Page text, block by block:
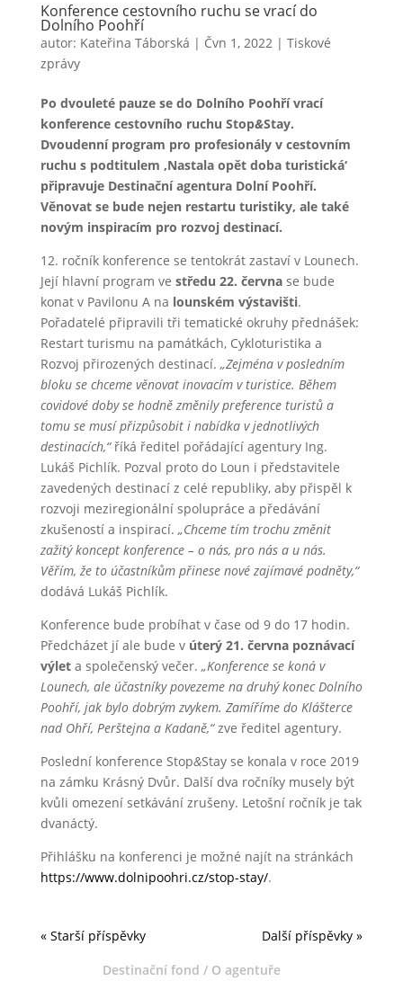
Konference cestovního ruchu se vrací do
Dolního Poohří
autor: Kateřina Táborská | Čvn 1, 2022| Tiskové
zprávy
Po dvouletépauze se do Dolního Poohří vrací
konference cestovního ruchu Stop&Stay.
Dvoudenní program pro profesionály v cestovním
ruchu s podtitulem ‚Nastala opět doba turistická‘
připravuje Destinační agentura Dolní Poohří.
Věnovat se bude nejen restartu turistiky, ale také
novým inspiracím pro rozvoj destinací.
12. ročník konference se tentokrát zastaví v Lounech.
Její hlavní program ve středu 22. červnase bude
konat v Pavilonu A na lounském výstavišti.
Pořadatelé připravili tři tematické okruhy přednášek:
Restart turismu na památkách, Cykloturistika a
Rozvoj přirozených destinací. „Zejména v posledním
bloku se chceme věnovat inovacím v turistice. Během
covidové doby se hodně změnily preference turistů a
tomu se musí přizpůsobit i nabídka v jednotlivých
destinacích,“říká ředitel pořádající agentury Ing.
Lukáš Pichlík. Pozval proto do Loun i představitele
zavedených destinací z celé republiky, aby přispěl k
rozvoji meziregionální spolupráce a předávání
zkušeností a inspirací. „Chceme tím trochu změnit
zažitý koncept konference – o nás, pro nás a u nás.
Věřím, že to účastníkům přinese nové zajímavé podněty,“
dodává Lukáš Pichlík.
Konference bude probíhat v čase od 9 do 17 hodin.
Předcházet jí ale bude v úterý 21. června poznávací
výleta společenský večer. „Konference se koná v
Lounech, ale účastníky povezeme na druhý konec Dolního
Poohří, jak bylo dobrým zvykem. Zamíříme do Klášterce
nad Ohří, Perštejna a Kadaně,“zve ředitel agentury.
Poslední konference Stop&Stay se konala v roce 2019
na zámku Krásný Dvůr. Další dva ročníky musely být
kvůli omezení setkávání zrušeny. Letošní ročník je tak
dvanáctý.
Přihlášku na konferenci je možné najít na stránkách
https://www.dolnipoohri.cz/stop-stay/.
« Starší příspěvky
Další příspěvky »
Destinační fond / O agentuře